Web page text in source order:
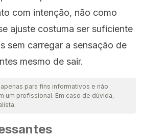
com intenção, não como
ajuste costuma ser suficiente
sem carregar a sensação de
mesmo de sair.
para fins informativos e não
um profissional. Em caso de dúvida,